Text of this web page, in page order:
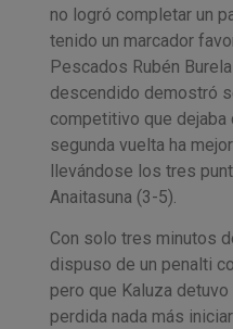
no logró completar un
tenido un marcador
Pescados Rubén
descendido demostró
competitivo que dejaba
segunda vuelta ha
llevándose los tres
Anaitasuna (3-5).
Con solo tres minutos
dispuso de un penalti
pero que Kaluza
perdida nada más